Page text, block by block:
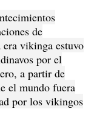
de
era vikinga estuvo
por el
a partir de
el mundo fuera
por los vikingos